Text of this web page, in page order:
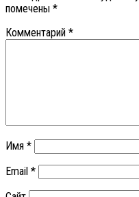
помечены *
Комментарий *
Имя *
Email *